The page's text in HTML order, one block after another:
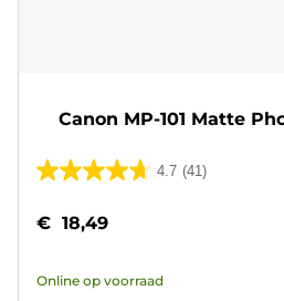
Canon MP-101 Matte
4.7 (41)
4.7
de
sterren.
€ 18,49
Online op voorraad